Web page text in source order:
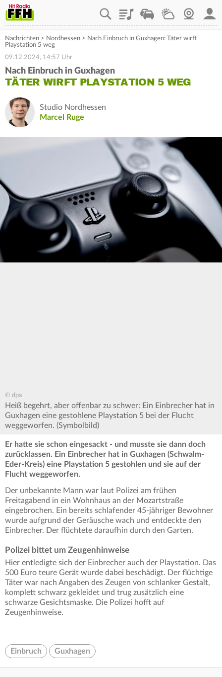
PlaylistStaupilotWetterWebcam
Nachrichten > Nordhessen > Nach Einbruch in Guxhagen: Täter wirft
Playstation 5 weg
09.12.2024, 14:57 Uhr
Nach Einbruch in Guxhagen
TÄTER WIRFT PLAYSTATION 5 WEG
Studio Nordhessen
Marcel Ruge
© dpa
Heiß begehrt, aber offenbar zu schwer: Ein Einbrecher hat in
Guxhagen eine gestohlene Playstation 5 bei der Flucht
weggeworfen. (Symbolbild)
Er hatte sie schon eingesackt - und musste sie dann doch
zurücklassen. Ein Einbrecher hat in Guxhagen (Schwalm-
Eder-Kreis) eine Playstation 5 gestohlen und sie auf der
Flucht weggeworfen.
Der unbekannte Mann war laut Polizei am frühen
Freitagabend in ein Wohnhaus an der Mozartstraße
eingebrochen. Ein bereits schlafender 45-jähriger Bewohner
wurde aufgrund der Geräusche wach und entdeckte den
Einbrecher. Der flüchtete daraufhin durch den Garten.
Polizei bittet um Zeugenhinweise
Hier entledigte sich der Einbrecher auch der Playstation. Das
500 Euro teure Gerät wurde dabei beschädigt. Der flüchtige
Täter war nach Angaben des Zeugen von schlanker Gestalt,
komplett schwarz gekleidet und trug zusätzlich eine
schwarze Gesichtsmaske. Die Polizei hofft auf
Zeugenhinweise.
Einbruch Guxhagen